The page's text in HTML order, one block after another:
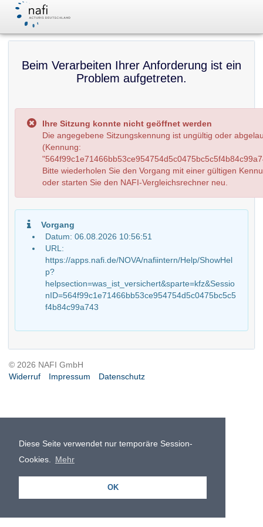
Diese Seite verwendet nur temporäre Session-
Cookies.
Mehr
OK
Beim Verarbeiten Ihrer Anforderung ist ein
Problem aufgetreten.
Ihre Sitzung konnte nicht geöffnet werden
Die angegebene Sitzungskennung ist ungültig oder
(Kennung:
Bitte wiederholen Sie den Vorgang mit einer gültigen
oder starten Sie den NAFI-Vergleichsrechner neu.
Vorgang
Datum: 06.08.2026 10:56:51
URL:
https://apps.nafi.de/NOVA/nafiintern/Help/ShowHel
p?
helpsection=was_ist_versichert&sparte=kfz&Sessio
nID=564f99c1e71466bb53ce954754d5c0475bc5c5
f4b84c99a743
© 2026 NAFI GmbH
Widerruf
Impressum Datenschutz